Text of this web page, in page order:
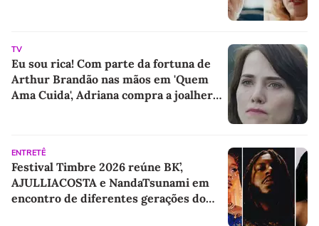
TV
Eu sou rica! Com parte da fortuna de
Arthur Brandão nas mãos em 'Quem
Ama Cuida', Adriana compra a joalheria
ENTRETÊ
Festival Timbre 2026 reúne BK’,
AJULLIACOSTA e NandaTsunami em
encontro de diferentes gerações do